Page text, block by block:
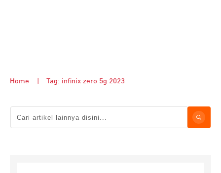
Home Tag: infinix zero 5g 2023